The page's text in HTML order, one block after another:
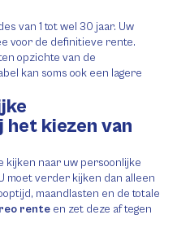
van 1 tot wel 30 jaar. Uw
voor de definitieve rente.
opzichte van de
kan soms ook een lagere
het kiezen van
kijken naar uw persoonlijke
moet verder kijken dan alleen
maandlasten en de totale
rente en zet deze af tegen